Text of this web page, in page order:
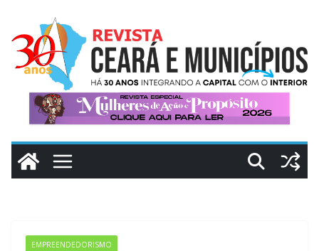
conteúdo
EMPREENDEDORISMO